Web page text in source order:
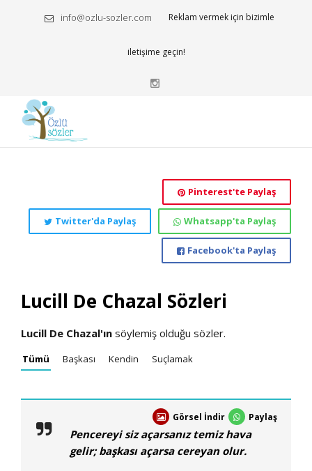
info@ozlu-sozler.com Reklam vermek için bizimle
iletişime geçin!
Pinterest'te Paylaş
Whatsapp'ta Paylaş
Twitter'da Paylaş
Facebook'ta Paylaş
Lucill De Chazal Sözleri
Lucill De Chazal'ın söylemiş olduğu sözler.
Tümü Başkası Kendin Suçlamak
Görsel İndir Paylaş
Pencereyi siz açarsanız temiz hava
gelir; başkası açarsa cereyan olur.